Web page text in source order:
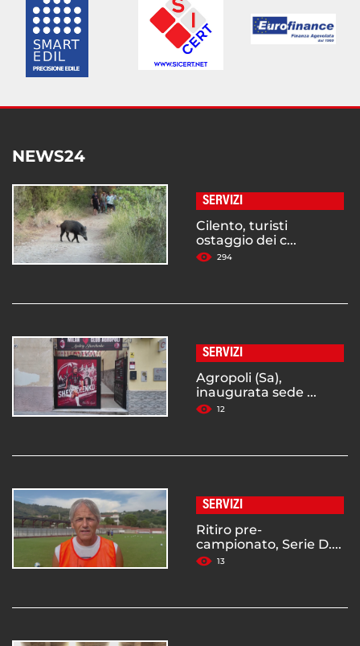
NEWS24
SERVIZI
Cilento, turisti
ostaggio dei c...
294
SERVIZI
Agropoli (Sa),
inaugurata sede ...
12
SERVIZI
Ritiro pre-
campionato, Serie D....
13